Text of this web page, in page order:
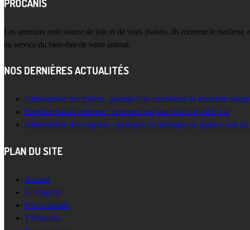
PROCANIS
Les animaux sont source de joie et de vrais plaisirs. Ils méritent le
au service du bien-être de votre animal.
NOS DERNIÈRES ACTUALITÉS
Alimentation des reptiles : pourquoi les conditions du terrarium
Entretien bassin extérieur : pourquoi une eau claire ne suffit pas
Alimentation des rongeurs : pourquoi les mélanges de graines sont
PLAN DU SITE
Accueil
Le magasin
Nos actualités
VIProcanis